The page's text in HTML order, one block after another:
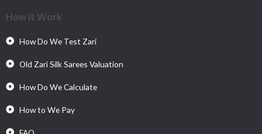
How it Work
How Do We Test Zari
Old Zari Silk Sarees Valuation
How Do We Calculate
How to We Pay